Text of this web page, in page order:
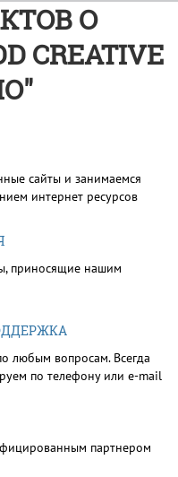
О
CREATIVE
сайты и занимаемся
интернет ресурсов
приносящие нашим
любым вопросам. Всегда
по телефону или e-mail
партнером